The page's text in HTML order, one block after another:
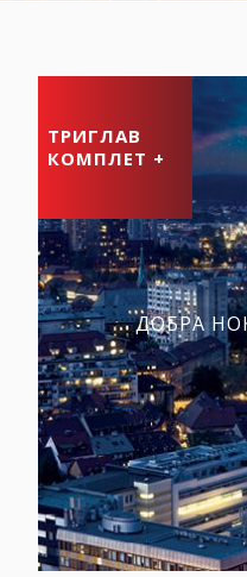
ТРИГЛАВ
КОМПЛЕТ +
ДОБРА